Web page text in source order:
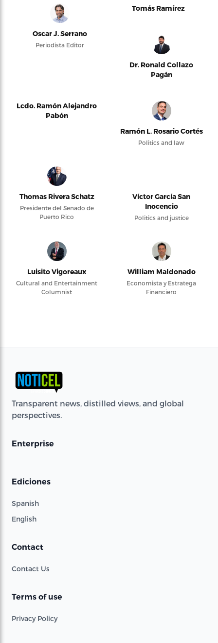
Oscar J. Serrano
Periodista Editor
Tomás Ramírez
Dr. Ronald Collazo
Pagán
Lcdo. Ramón Alejandro
Pabón
Ramón L. Rosario Cortés
Politics and law
Thomas Rivera Schatz
Presidente del Senado de
Puerto Rico
Víctor García San
Inocencio
Politics and justice
Luisito Vigoreaux
Cultural and Entertainment
Columnist
William Maldonado
Economista y Estratega
Financiero
Transparent news, distilled views, and global
perspectives.
Enterprise
Ediciones
Spanish
English
Contact
Contact Us
Terms of use
Privacy Policy